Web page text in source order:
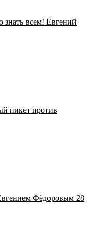
знать всем! Евгений
пикет против
Фёдоровым 28